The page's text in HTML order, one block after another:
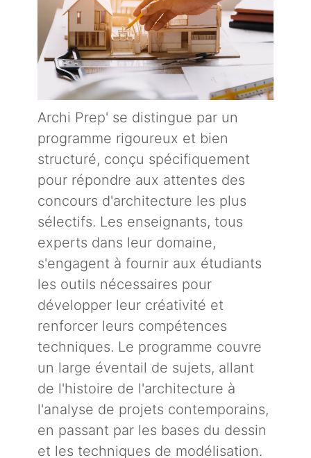
Archi Prep' se distingue par un
programme rigoureux et bien
structuré, conçu spécifiquement
pour répondre aux attentes des
concours d'architecture les plus
sélectifs. Les enseignants, tous
experts dans leur domaine,
s'engagent à fournir aux étudiants
les outils nécessaires pour
développer leur créativité et
renforcer leurs compétences
techniques. Le programme couvre
un large éventail de sujets, allant
de l'histoire de l'architecture à
l'analyse de projets contemporains,
en passant par les bases du dessin
et les techniques de modélisation.